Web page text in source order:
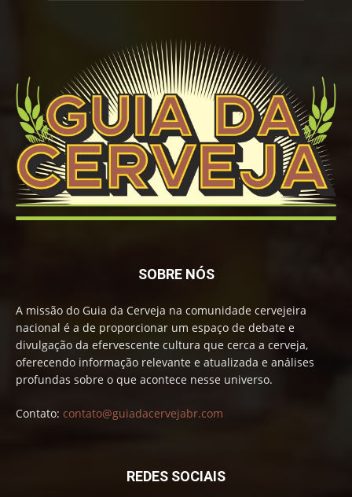
SOBRE NÓS
A missão do Guia da Cerveja na comunidade cervejeira
nacional é a de proporcionar um espaço de debate e
divulgação da efervescente cultura que cerca a cerveja,
oferecendo informação relevante e atualizada e análises
profundas sobre o que acontece nesse universo.
Contato: contato@guiadacervejabr.com
REDES SOCIAIS